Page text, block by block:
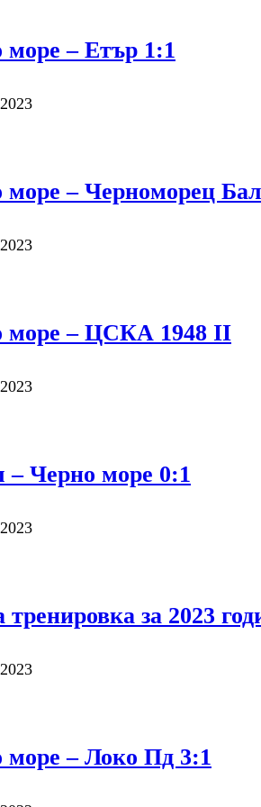
море – Етър 1:1
море – Черноморец
море – ЦСКА 1948 II
– Черно море 0:1
за 2023
море – Локо Пд 3:1